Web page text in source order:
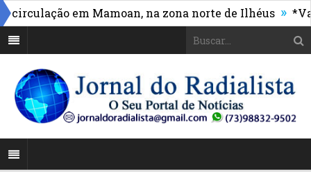
em Mamoan, na zona norte de Ilhéus » *Vasco